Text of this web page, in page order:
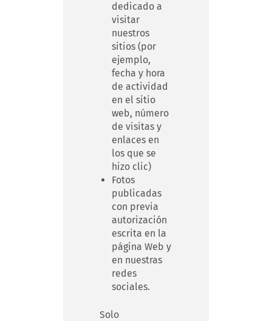
dedicado a
visitar
nuestros
sitios (por
ejemplo,
fecha y hora
de actividad
en el sitio
web, número
de visitas y
enlaces en
los que se
hizo clic)
Fotos
publicadas
con previa
autorización
escrita en la
página Web y
en nuestras
redes
sociales.
Solo